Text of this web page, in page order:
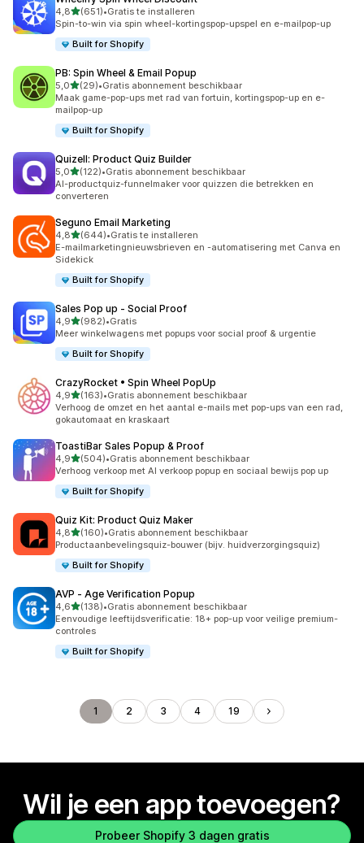
4,8van 5 sterren
(651)
651 recensies in totaal
•Gratis te installeren
Spin-to-win via spin wheel-kortingspop-upspel en e-mailpop-up
Built for Shopify
PB: Spin Wheel & Email Popup
5,0van 5 sterren
(29)
29 recensies in totaal
•Gratis abonnement beschikbaar
Maak game-pop-ups met rad van fortuin, kortingspop-up en e-
mailpop-up
Built for Shopify
Quizell: Product Quiz Builder
5,0van 5 sterren
(122)
122 recensies in totaal
•Gratis abonnement beschikbaar
AI-productquiz-funnelmaker voor quizzen die betrekken en
converteren
Seguno Email Marketing
4,8van 5 sterren
(644)
644 recensies in totaal
•Gratis te installeren
E-mailmarketingnieuwsbrieven en -automatisering met Canva en
Sidekick
Built for Shopify
Sales Pop up ‑ Social Proof
4,9van 5 sterren
(982)
982 recensies in totaal
•Gratis
Meer winkelwagens met popups voor social proof & urgentie
Built for Shopify
CrazyRocket • Spin Wheel PopUp
4,9van 5 sterren
(163)
163 recensies in totaal
•Gratis abonnement beschikbaar
Verhoog de omzet en het aantal e-mails met pop-ups van een rad,
gokautomaat en kraskaart
ToastiBar Sales Popup & Proof
4,9van 5 sterren
(504)
504 recensies in totaal
•Gratis abonnement beschikbaar
Verhoog verkoop met AI verkoop popup en sociaal bewijs pop up
Built for Shopify
Quiz Kit: Product Quiz Maker
4,8van 5 sterren
(160)
160 recensies in totaal
•Gratis abonnement beschikbaar
Productaanbevelingsquiz-bouwer (bijv. huidverzorgingsquiz)
Built for Shopify
AVP ‑ Age Verification Popup
4,6van 5 sterren
(138)
138 recensies in totaal
•Gratis abonnement beschikbaar
Eenvoudige leeftijdsverificatie: 18+ pop-up voor veilige premium-
controles
Built for Shopify
1 2 3 4 19
Wil je een app toevoegen?
Probeer Shopify 3 dagen gratis